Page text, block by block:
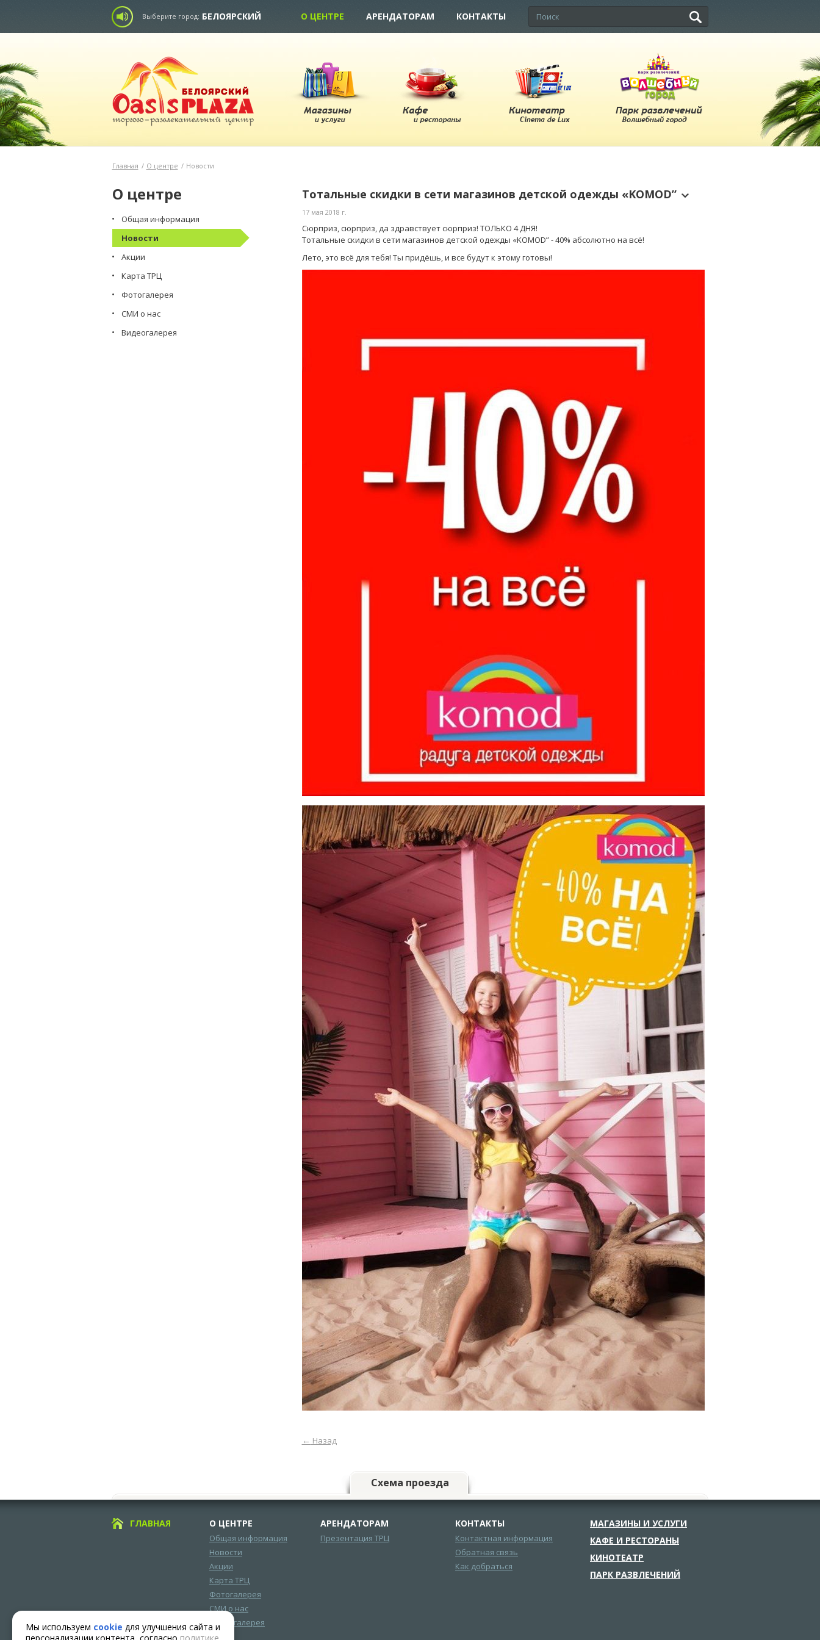
Выберите город: БЕЛОЯРСКИЙ О ЦЕНТРЕ АРЕНДАТОРАМ КОНТАКТЫ
Главная / О центре / Новости
О центре
Общая информация
Новости
Акции
Карта ТРЦ
Фотогалерея
СМИ о нас
Видеогалерея
Тотальные скидки в сети магазинов детской одежды «KOMOD”
17 мая 2018 г.
Сюрприз, сюрприз, да здравствует сюрприз! ТОЛЬКО 4 ДНЯ!
Тотальные скидки в сети магазинов детской одежды «KOMOD” - 40% абсолютно на всё!
Лето, это всё для тебя! Ты придёшь, и все будут к этому готовы!
← Назад
Схема проезда
ГЛАВНАЯ О ЦЕНТРЕ
Общая информация
Новости
Акции
Карта ТРЦ
Фотогалерея
СМИ о нас
Видеогалерея
АРЕНДАТОРАМ
Презентация ТРЦ
КОНТАКТЫ
Контактная информация
Обратная связь
Как добраться
МАГАЗИНЫ И УСЛУГИ
КАФЕ И РЕСТОРАНЫ
КИНОТЕАТР
ПАРК РАЗВЛЕЧЕНИЙ
Мы используем cookie для улучшения сайта и